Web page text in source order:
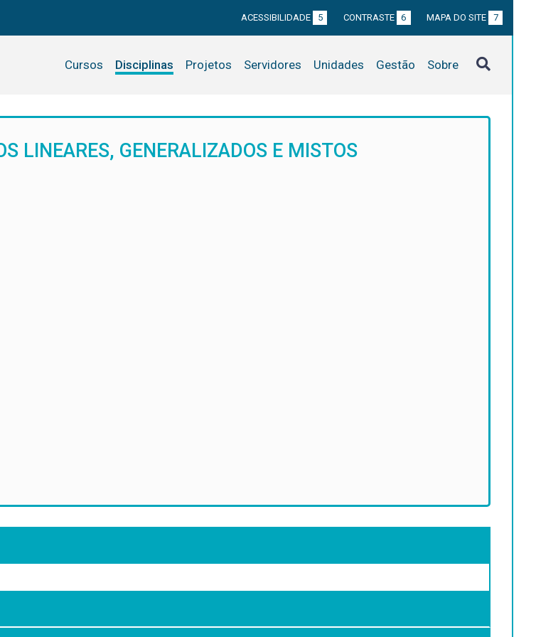
ACESSIBILIDADE 5 CONTRASTE 6 MAPA DO SITE 7
Cursos Disciplinas Projetos Servidores Unidades Gestão Sobre
LINEARES, GENERALIZADOS E MISTOS